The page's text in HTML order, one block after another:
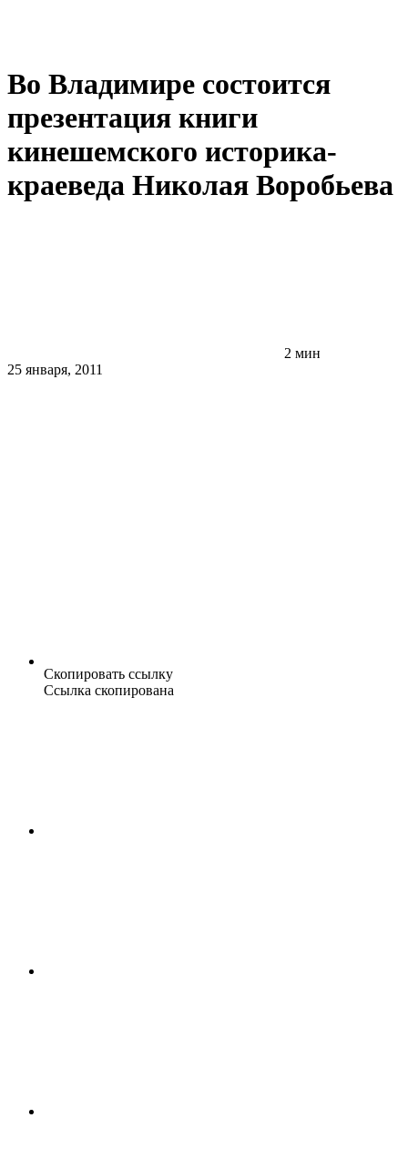
Во Владимире состоится
презентация книги
кинешемского историка-
краеведа Николая Воробьева
2 мин
25 января, 2011
Скопировать ссылку
Ссылка скопирована